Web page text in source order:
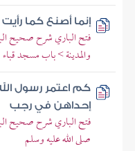
إنما أصنع كما
فتح الباري شرح صحيح
والمدينة > باب مسجد قباء
كم اعتمر رسول
إحداهن في رجب
فتح الباري شرح صحيح
صلى الله عليه وسلم